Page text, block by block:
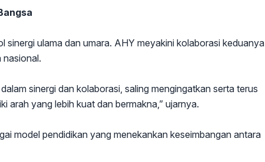
sinergi ulama dan umara. AHY meyakini kolaborasi keduanya
nasional.
sinergi dan kolaborasi, saling mengingatkan serta terus
arah yang lebih kuat dan bermakna,” ujarnya.
model pendidikan yang menekankan keseimbangan antara